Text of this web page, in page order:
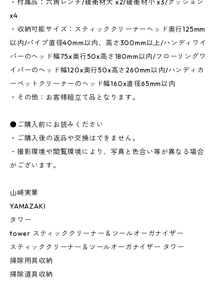
・付属品：六角レンチ/緩衝材大 x2/緩衝材小 x3/クッション
x4
・収納可能サイズ：スティッククリーナーヘッド奥行125mm
以内/パイプ直径40mm以内、高さ300mm以上/ハンディワイ
パーのヘッド幅75x奥行50x高さ180mm以内/フローリングワ
イパーのヘッド幅120x奥行50x高さ260mm以内/ハンディカ
ーペットクリーナーのヘッド幅160x直径65mm以内
・その他：お客様組立て品となります。
●ご購入前にお読みください
・ご購入後の返品や交換はできません。
・撮影環境や閲覧環境により、写真と色合い等が異なる場合
がございます。
山崎実業
YAMAZAKI
タワー
tower スティッククリーナー＆ツールオーガナイザー
スティッククリーナー＆ツールオーガナイザー タワー
掃除用具収納
掃除道具収納